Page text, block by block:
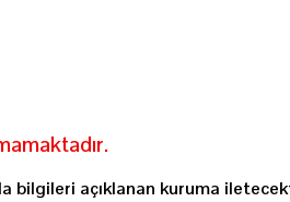
bilgileri açıklanan kuruma